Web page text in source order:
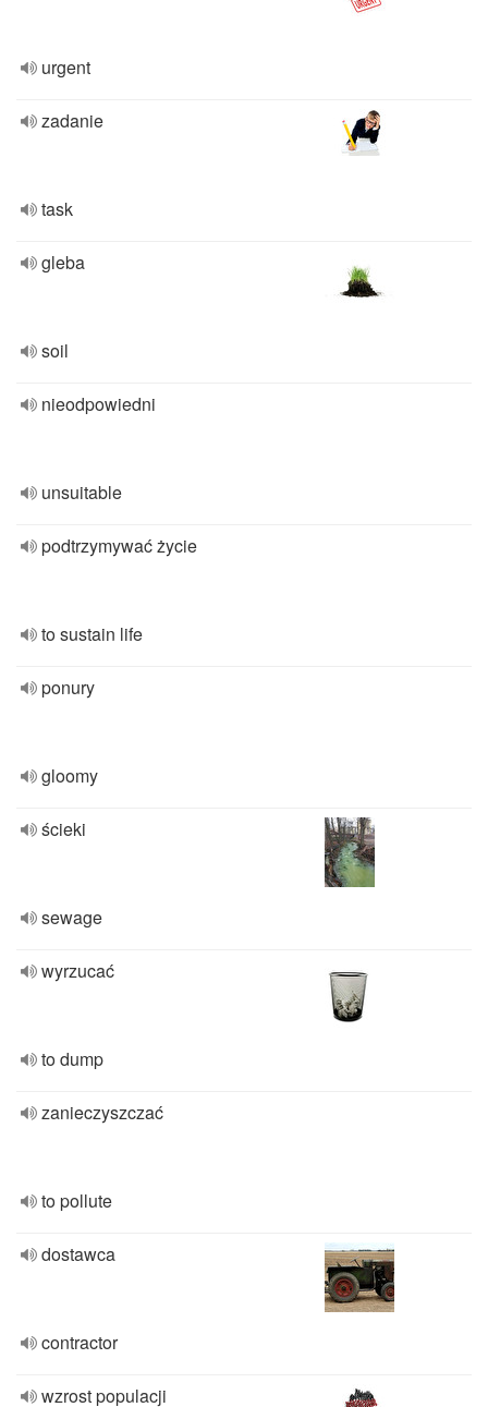
urgent
zadanie
task
gleba
soil
nieodpowiedni
unsuitable
podtrzymywać życie
to sustain life
ponury
gloomy
ścieki
sewage
wyrzucać
to dump
zanieczyszczać
to pollute
dostawca
contractor
wzrost populacji